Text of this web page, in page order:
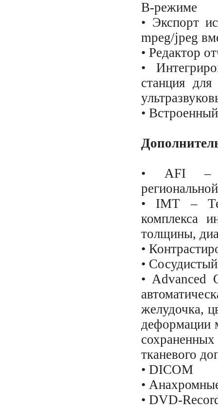
В-режиме
• Экспорт
mpeg/jpeg
• Редактор
•
станция
•
• AFI –
• IMT –
комплекса
толщины,
•
•
• Advanced
желудочка,
деформации
тканевого
• DICOM
•
• DVD-